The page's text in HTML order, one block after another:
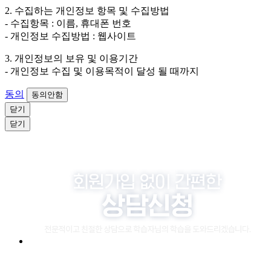
의 경우에는 상담 신청이 제한됩니다.
2. 수집하는 개인정보 항목 및 수집방법
- 수집항목 : 이름, 휴대폰 번호
- 개인정보 수집방법 : 웹사이트
3. 개인정보의 보유 및 이용기간
- 개인정보 수집 및 이용목적이 달성 될 때까지
동의
동의안함
닫기
닫기